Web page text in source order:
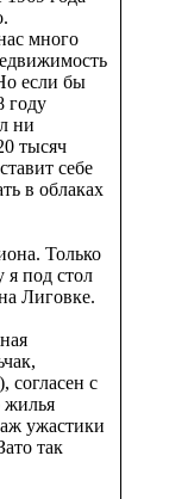
много
если бы
году
ни
тысяч
себе
в облаках
Только
я под стол
Лиговке.
согласен с
жилья
ужастики
так